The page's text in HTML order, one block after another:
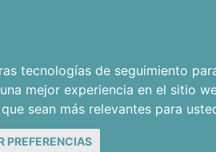
tecnologías de seguimiento
mejor experiencia en el sitio
sean más relevantes para
PREFERENCIAS